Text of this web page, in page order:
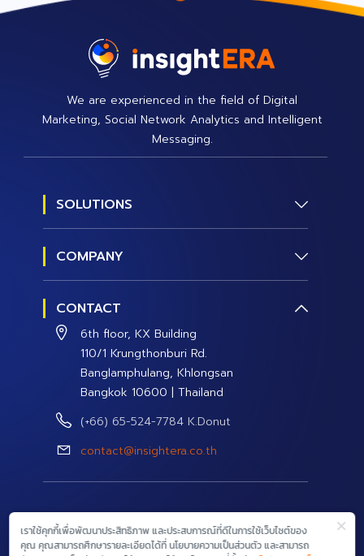
เราใช้คุกกี้เพื่อพัฒนาประสิทธิภาพ และประสบการณ์ที่ดีในการใช้เว็บไซต์ของ
คุณ คุณสามารถศึกษารายละเอียดได้ที่ นโยบายความเป็นส่วนตัว และสามารถ
We are experienced in the field of Digital
Marketing, Social Network Analytics and Intelligent
Messaging.
SOLUTIONS
Social Research
Social Management
Social Campaign
COMPANY
About us
Contact Us
Careers
CONTACT
6th floor, KX Building
110/1 Krungthonburi Rd.
Banglamphulang, Khlongsan
Bangkok 10600 | Thailand
(+66) 65-524-7784 K.Donut
contact@insightera.co.th
© 2026 InsightEra Co., Ltd. All rights reserved.